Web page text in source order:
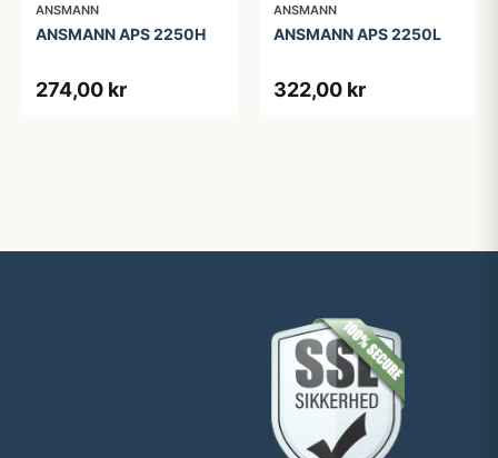
ANSMANN
ANSMANN APS 2250H
274,00 kr
ANSMANN
ANSMANN APS 2250L
322,00 kr